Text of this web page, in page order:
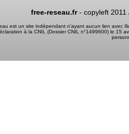
free-reseau.fr- copyleft 2011
est un site indépendant n'ayant aucun lien avec
à la CNIL (Dossier CNIL n°1499600) le 15